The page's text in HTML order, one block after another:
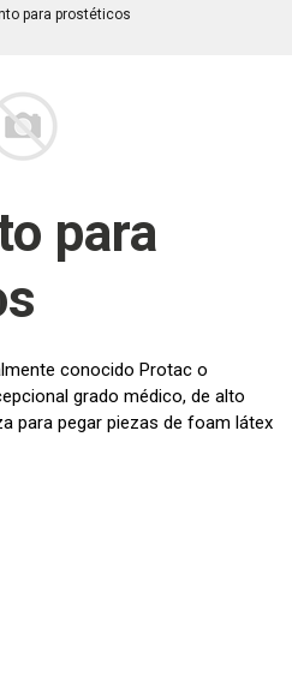
para prostéticos
para
conocido Protac o
grado médico, de alto
para pegar piezas de foam látex